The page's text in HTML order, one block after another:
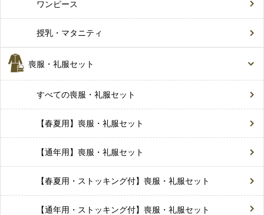
ワンピース
授乳・マタニティ
喪服・礼服セット
すべての喪服・礼服セット
【春夏用】喪服・礼服セット
【通年用】喪服・礼服セット
【春夏用・ストッキング付】喪服・礼服セット
【通年用・ストッキング付】喪服・礼服セット